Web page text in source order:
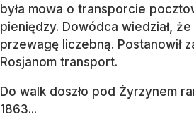
była mowa o transporcie
pieniędzy. Dowódca wiedział,
przewagę liczebną. Postanowił
Rosjanom transport.
Do walk doszło pod Żyrzynem
1863...